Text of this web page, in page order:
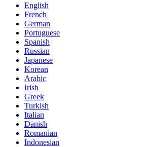
English
French
German
Portuguese
Spanish
Russian
Japanese
Korean
Arabic
Irish
Greek
Turkish
Italian
Danish
Romanian
Indonesian